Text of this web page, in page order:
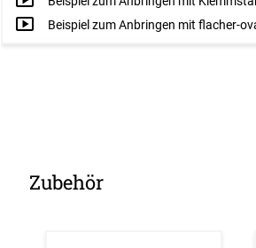
Beispiel zum Anbringen mit flacher-
Zubehör